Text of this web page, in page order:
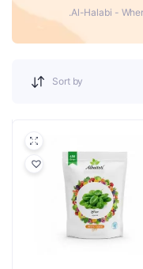
Al-Halabi -
Sort by